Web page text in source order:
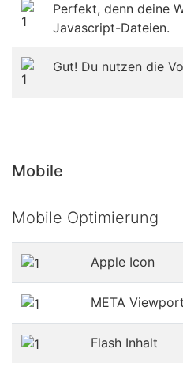
Perfekt, denn deine
Javascript-Dateien.
Gut! Du nutzen die
Mobile
Mobile Optimierung
Apple Icon
META
Flash Inhalt